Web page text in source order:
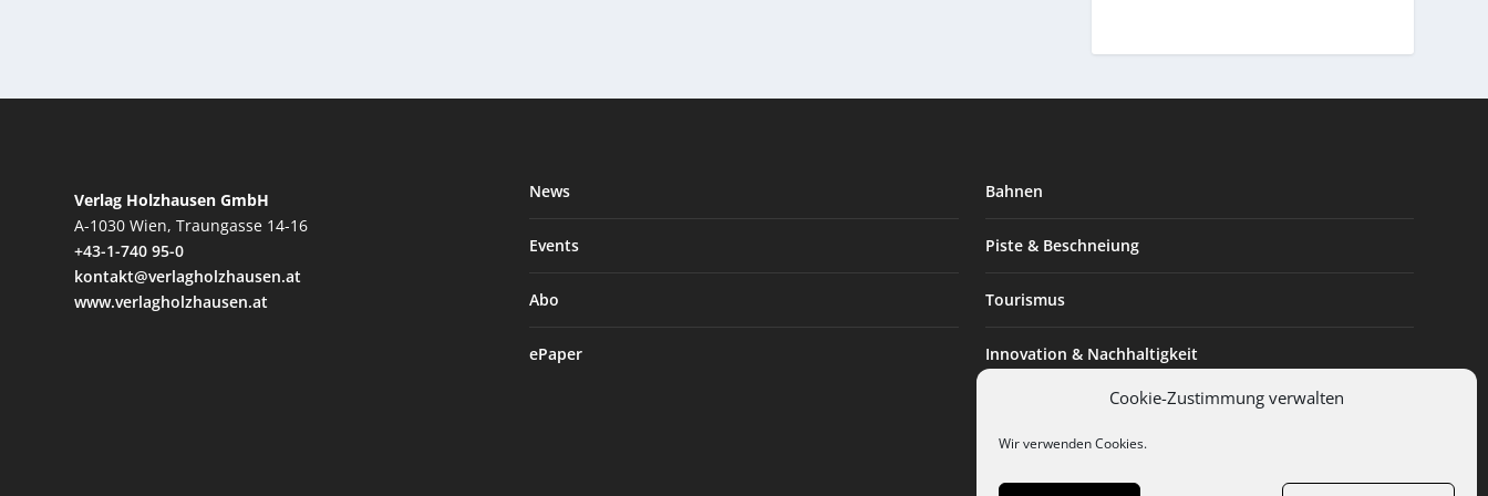
Cookie-Zustimmung verwalten
Wir verwenden Cookies.
Verlag Holzhausen GmbH
A-1030 Wien, Traungasse 14-16
+43-1-740 95-0
kontakt@verlagholzhausen.at
www.verlagholzhausen.at
News
Events
Abo
ePaper
Bahnen
Piste & Beschneiung
Tourismus
Innovation & Nachhaltigkeit
Expertise & Technik